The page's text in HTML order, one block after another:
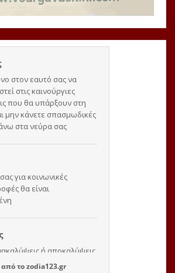
από τοzodia123.gr